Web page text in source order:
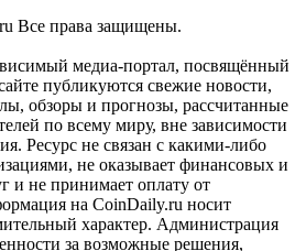
Все права защищены.
медиа-портал, посвящённый
публикуются свежие новости,
обзоры и прогнозы, рассчитанные
по всему миру, вне зависимости
Ресурс не связан с какими-либо
не оказывает финансовых и
и не принимает оплату от
на CoinDaily.ru носит
характер. Администрация
за возможные решения,